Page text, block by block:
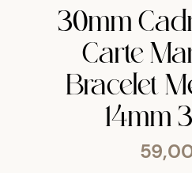
30mm
Carte
Bracelet
14mm